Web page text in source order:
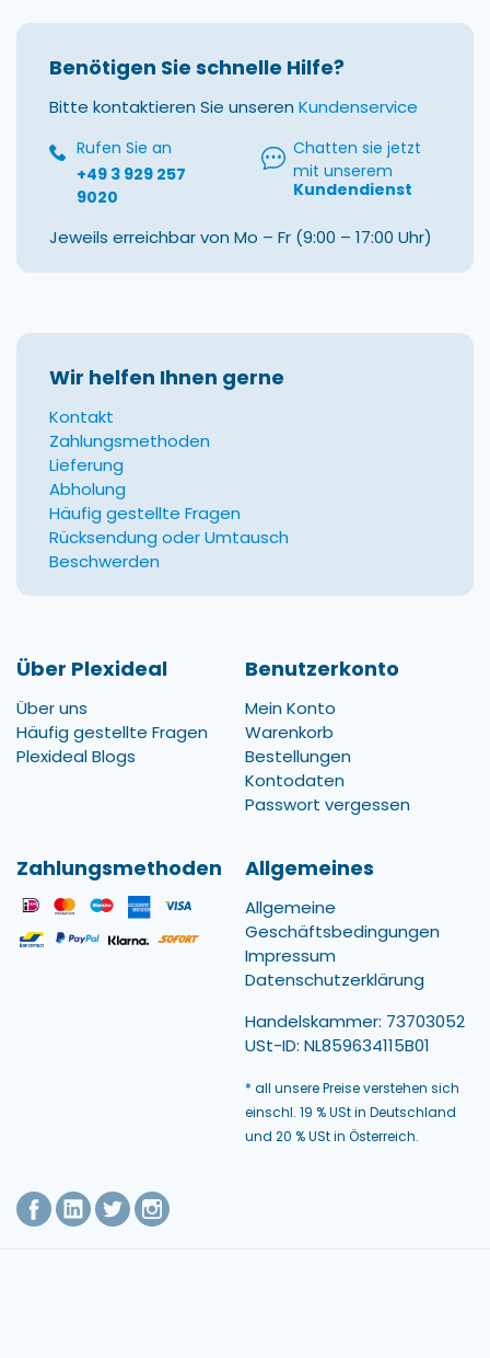
Benötigen Sie schnelle Hilfe?
Bitte kontaktieren Sie unseren Kundenservice
Rufen Sie an
+49 3 929 257
9020
Chatten sie jetzt
mit unserem
Kundendienst
Jeweils erreichbar von Mo – Fr (9:00 – 17:00 Uhr)
Wir helfen Ihnen gerne
Kontakt
Zahlungsmethoden
Lieferung
Abholung
Häufig gestellte Fragen
Rücksendung oder Umtausch
Beschwerden
Über Plexideal
Über uns
Häufig gestellte Fragen
Plexideal Blogs
Benutzerkonto
Mein Konto
Warenkorb
Bestellungen
Kontodaten
Passwort vergessen
Zahlungsmethoden Allgemeines
Allgemeine
Geschäftsbedingungen
Impressum
Datenschutzerklärung
Handelskammer: 73703052
USt-ID: NL859634115B01
* all unsere Preise verstehen sich
einschl. 19 % USt in Deutschland
und 20 % USt in Österreich.